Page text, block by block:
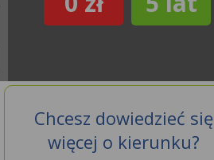
Chcesz dowiedzieć się
więcej o kierunku?